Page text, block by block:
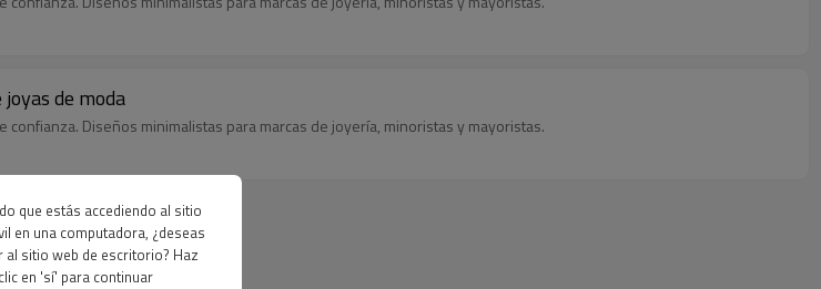
de moda
Diseños minimalistas para marcas de joyería, minoristas y mayoristas.
que estás accediendo al sitio
en una computadora, ¿deseas
al sitio web de escritorio? Haz
clic en 'sí' para continuar